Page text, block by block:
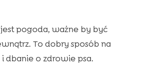
pogoda, ważne by być
To dobry sposób na
dbanie o zdrowie psa.